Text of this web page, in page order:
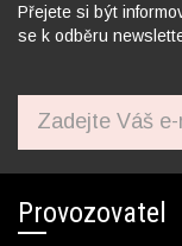
Přejete si být
se k odběru
Provozovatel